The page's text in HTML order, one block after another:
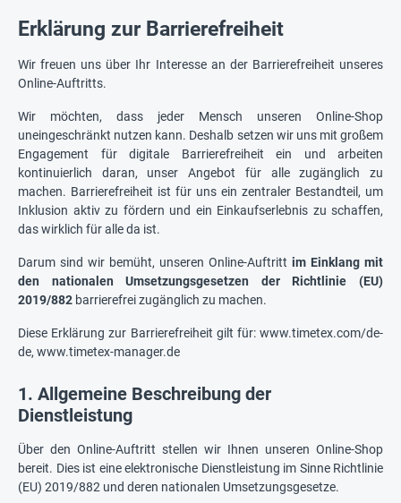
Erklärung zur Barrierefreiheit
Wir freuen uns über Ihr Interesse an der Barrierefreiheit unseres
Online-Auftritts.
Wir möchten, dass jeder Mensch unseren Online-Shop
uneingeschränkt nutzen kann. Deshalb setzen wir uns mit großem
Engagement für digitale Barrierefreiheit ein und arbeiten
kontinuierlich daran, unser Angebot für alle zugänglich zu
machen. Barrierefreiheit ist für uns ein zentraler Bestandteil, um
Inklusion aktiv zu fördern und ein Einkaufserlebnis zu schaffen,
das wirklich für alle da ist.
Darum sind wir bemüht, unseren Online-Auftritt im Einklang mit
den nationalen Umsetzungsgesetzen der Richtlinie (EU)
2019/882 barrierefrei zugänglich zu machen.
Diese Erklärung zur Barrierefreiheit gilt für: www.timetex.com/de-
de, www.timetex-manager.de
1. Allgemeine Beschreibung der
Dienstleistung
Über den Online-Auftritt stellen wir Ihnen unseren Online-Shop
bereit. Dies ist eine elektronische Dienstleistung im Sinne Richtlinie
(EU) 2019/882 und deren nationalen Umsetzungsgesetze.